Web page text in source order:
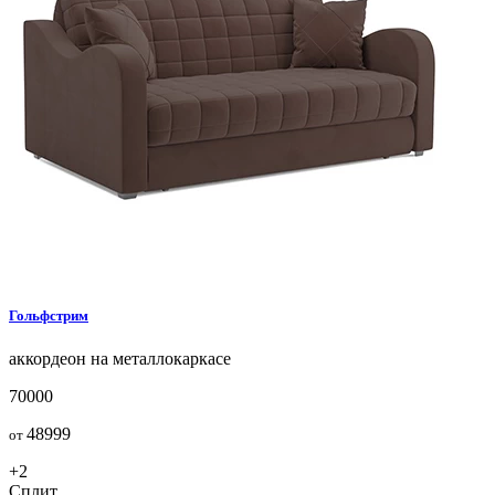
Гольфстрим
аккордеон на металлокаркасе
70000
от 48999
+2
Сплит